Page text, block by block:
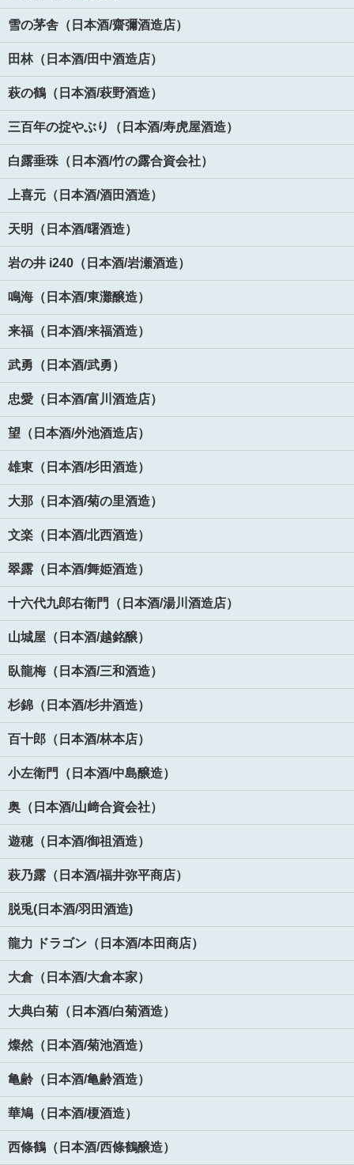
雪の茅舎（日本酒/齋彌酒造店）
田林（日本酒/田中酒造店）
萩の鶴（日本酒/萩野酒造）
三百年の掟やぶり（日本酒/寿虎屋酒造）
白露垂珠（日本酒/竹の露合資会社）
上喜元（日本酒/酒田酒造）
天明（日本酒/曙酒造）
岩の井 i240（日本酒/岩瀬酒造）
鳴海（日本酒/東灘醸造）
来福（日本酒/来福酒造）
武勇（日本酒/武勇）
忠愛（日本酒/富川酒造店）
望（日本酒/外池酒造店）
雄東（日本酒/杉田酒造）
大那（日本酒/菊の里酒造）
文楽（日本酒/北西酒造）
翠露（日本酒/舞姫酒造）
十六代九郎右衛門（日本酒/湯川酒造店）
山城屋（日本酒/越銘醸）
臥龍梅（日本酒/三和酒造）
杉錦（日本酒/杉井酒造）
百十郎（日本酒/林本店）
小左衛門（日本酒/中島醸造）
奥（日本酒/山﨑合資会社）
遊穂（日本酒/御祖酒造）
萩乃露（日本酒/福井弥平商店）
脱兎(日本酒/羽田酒造)
龍力 ドラゴン（日本酒/本田商店）
大倉（日本酒/大倉本家）
大典白菊（日本酒/白菊酒造）
燦然（日本酒/菊池酒造）
亀齢（日本酒/亀齢酒造）
華鳩（日本酒/榎酒造）
西條鶴（日本酒/西條鶴醸造）